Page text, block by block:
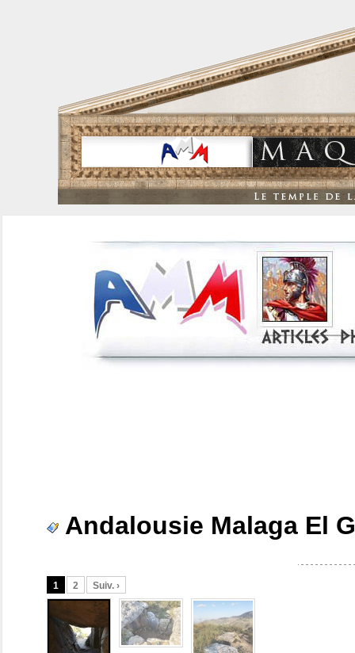
Andalousie Malaga El
1 2 Suiv. ›